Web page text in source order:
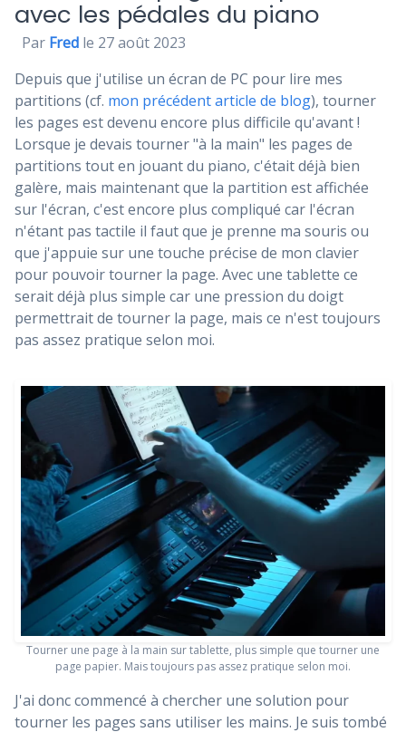
avec les pédales du piano
Par Fred le 27 août 2023
Depuis que j'utilise un écran de PC pour lire mes
partitions (cf. mon précédent article de blog), tourner
les pages est devenu encore plus difficile qu'avant !
Lorsque je devais tourner "à la main" les pages de
partitions tout en jouant du piano, c'était déjà bien
galère, mais maintenant que la partition est affichée
sur l'écran, c'est encore plus compliqué car l'écran
n'étant pas tactile il faut que je prenne ma souris ou
que j'appuie sur une touche précise de mon clavier
pour pouvoir tourner la page. Avec une tablette ce
serait déjà plus simple car une pression du doigt
permettrait de tourner la page, mais ce n'est toujours
pas assez pratique selon moi.
Tourner une page à la main sur tablette, plus simple que tourner une
page papier. Mais toujours pas assez pratique selon moi.
J'ai donc commencé à chercher une solution pour
tourner les pages sans utiliser les mains. Je suis tombé